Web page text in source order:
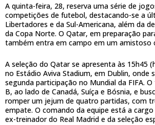
A quinta-feira, 28, reserva uma série de
competições de futebol, destacando-se a
Libertadores e da Sul-Americana, além da
da Copa Norte. O Qatar, em preparação
também entra em campo em um amistoso
A seleção do Qatar se apresenta às 15h45
no Estádio Aviva Stadium, em Dublin, onde
segunda participação no Mundial da FIFA.
B, ao lado de Canadá, Suíça e Bósnia, e
romper um jejum de quatro partidas, com
empate. O comando da equipe está a
ex-treinador do Real Madrid e da seleção